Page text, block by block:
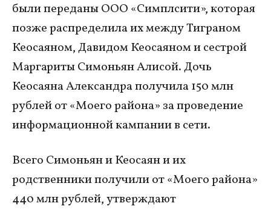
были переданы ООО «Симплсити», которая
позже распределила их между Тиграном
Кеосаяном, Давидом Кеосаяном и сестрой
Маргариты Симоньян Алисой. Дочь
Кеосаяна Александра получила 150 млн
рублей от «Моего района» за проведение
информационной кампании в сети.
Всего Симоньян и Кеосаян и их
родственники получили от «Моего района»
440 млн рублей, утверждают